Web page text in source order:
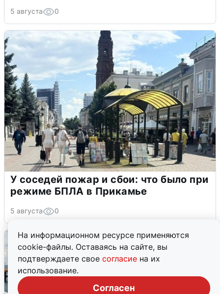
На информационном ресурсе применяются
cookie-файлы. Оставаясь на сайте, вы
подтверждаете свое согласие на их
использование.
Согласен
5 августа 0
У соседей пожар и сбои: что было при
режиме БПЛА в Прикамье
5 августа 0